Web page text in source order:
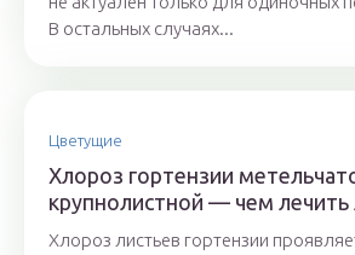
В остальных случаях...
Цветущие
Хлороз гортензии
крупнолистной — чем лечить
Хлороз листьев гортензии